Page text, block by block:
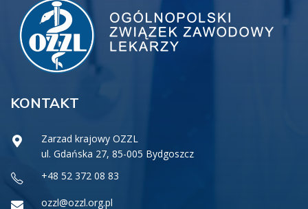
KONTAKT
Zarzad krajowy OZZL
ul. Gdańska 27, 85-005 Bydgoszcz
+48 52 372 08 83
ozzl@ozzl.org.pl